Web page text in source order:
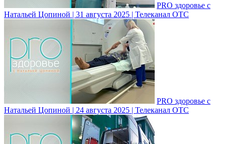
PRO здоровье с
Натальей Цопиной | 31 августа 2025 | Телеканал ОТС
PRO здоровье с
Натальей Цопиной | 24 августа 2025 | Телеканал ОТС